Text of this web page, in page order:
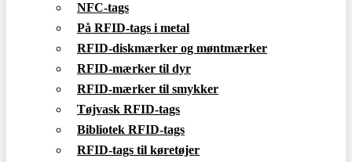
NFC-tags
På RFID-tags i metal
RFID-diskmærker og møntmærker
RFID-mærker til dyr
RFID-mærker til smykker
Tøjvask RFID-tags
Bibliotek RFID-tags
RFID-tags til køretøjer